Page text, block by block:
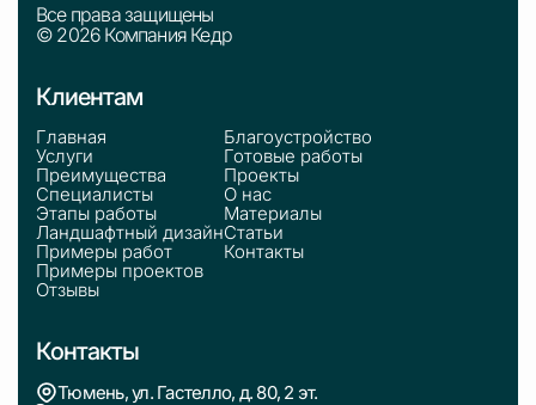
Все права защищены
© 2026 Компания Кедр
Клиентам
Главная
Услуги
Преимущества
Специалисты
Этапы работы
Ландшафтный дизайн
Примеры работ
Примеры проектов
Отзывы
Благоустройство
Готовые работы
Проекты
О нас
Материалы
Статьи
Контакты
Контакты
Тюмень, ул. Гастелло, д. 80, 2 эт.